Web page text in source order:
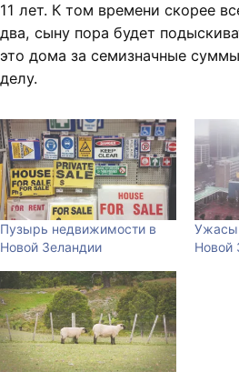
11 лет. К том времени скорее
два, сыну пора будет
это дома за семизначные
делу.
Пузырь недвижимости в
Новой Зеландии
Ужасы
Новой